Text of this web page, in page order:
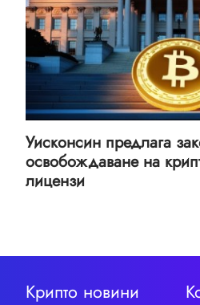
Уисконсин предлага
освобождаване на
лицензи
Крипто новини